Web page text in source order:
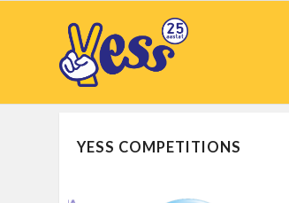
YESS COMPETITIONS